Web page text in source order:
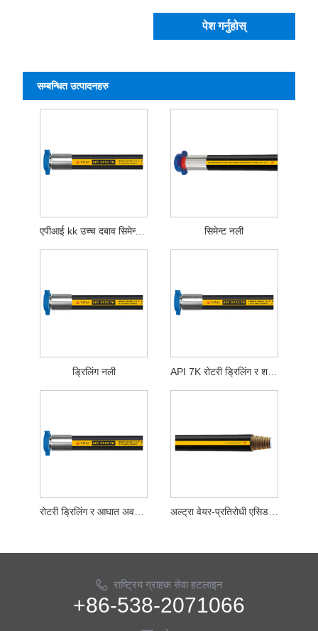
पेश गर्नुहोस्
सम्बन्धित उत्पादनहरु
एपीआई kk उच्च दबाव सिमेन्ट होज सिमेन्ट नली
ड्रिलिंग नली API 7K रोटरी ड्रिलिंग र शक अवशोषण नली
रोटरी ड्रिलिंग र आघात अवशोषण होज अल्ट्रा वेयर-प्रतिरोधी एसिड फ्र्याक्चरिंग नली
राष्ट्रिय ग्राहक सेवा हटलाइन
+86-538-2071066